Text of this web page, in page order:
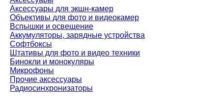
Аксессуары для экшн-камер
Объективы для фото и видеокамер
Вспышки и освещение
Аккумуляторы, зарядные устройства
Софтбоксы
Штативы для фото и видео техники
Бинокли и монокуляры
Микрофоны
Прочие аксессуары
Радиосинхронизаторы